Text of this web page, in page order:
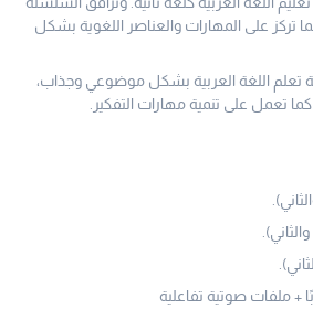
تركز على المهارات والعناصر اللغوية بشكل
تعلم اللغة العربية بشكل موضوعي وجذاب،
تعمل على تنمية مهارات التفكير.